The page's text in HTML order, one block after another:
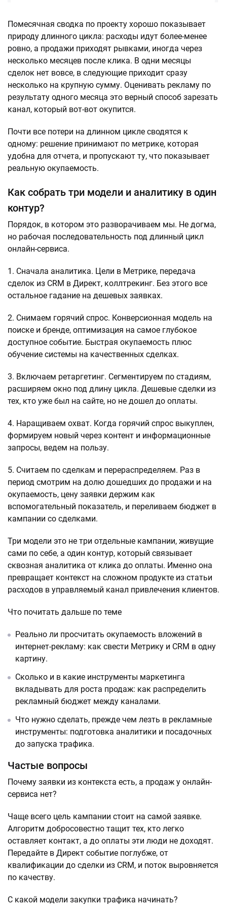
Помесячная сводка по проекту хорошо показывает
природу длинного цикла: расходы идут более-менее
ровно, а продажи приходят рывками, иногда через
несколько месяцев после клика. В одни месяцы
сделок нет вовсе, в следующие приходит сразу
несколько на крупную сумму. Оценивать рекламу по
результату одного месяца это верный способ зарезать
канал, который вот-вот окупится.
Почти все потери на длинном цикле сводятся к
одному: решение принимают по метрике, которая
удобна для отчета, и пропускают ту, что показывает
реальную окупаемость.
Как собрать три модели и аналитику в один
контур?
Порядок, в котором это разворачиваем мы. Не догма,
но рабочая последовательность под длинный цикл
онлайн-сервиса.
1. Сначала аналитика. Цели в Метрике, передача
сделок из CRM в Директ, коллтрекинг. Без этого все
остальное гадание на дешевых заявках.
2. Снимаем горячий спрос. Конверсионная модель на
поиске и бренде, оптимизация на самое глубокое
доступное событие. Быстрая окупаемость плюс
обучение системы на качественных сделках.
3. Включаем ретаргетинг. Сегментируем по стадиям,
расширяем окно под длину цикла. Дешевые сделки из
тех, кто уже был на сайте, но не дошел до оплаты.
4. Наращиваем охват. Когда горячий спрос выкуплен,
формируем новый через контент и информационные
запросы, ведем на пользу.
5. Считаем по сделкам и перераспределяем. Раз в
период смотрим на долю дошедших до продажи и на
окупаемость, цену заявки держим как
вспомогательный показатель, и переливаем бюджет в
кампании со сделками.
Три модели это не три отдельные кампании, живущие
сами по себе, а один контур, который связывает
сквозная аналитика от клика до оплаты. Именно она
превращает контекст на сложном продукте из статьи
расходов в управляемый канал привлечения клиентов.
Что почитать дальше по теме
Реально ли просчитать окупаемость вложений в
интернет-рекламу: как свести Метрику и CRM в одну
картину.
Сколько и в какие инструменты маркетинга
вкладывать для роста продаж: как распределить
рекламный бюджет между каналами.
Что нужно сделать, прежде чем лезть в рекламные
инструменты: подготовка аналитики и посадочных
до запуска трафика.
Частые вопросы
Почему заявки из контекста есть, а продаж у онлайн-
сервиса нет?
Чаще всего цель кампании стоит на самой заявке.
Алгоритм добросовестно тащит тех, кто легко
оставляет контакт, а до оплаты эти люди не доходят.
Передайте в Директ событие поглубже, от
квалификации до сделки из CRM, и поток выровняется
по качеству.
С какой модели закупки трафика начинать?